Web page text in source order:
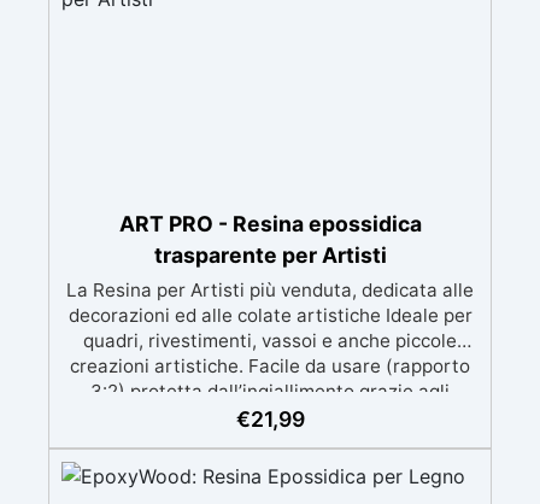
ART PRO - Resina epossidica
trasparente per Artisti
La Resina per Artisti più venduta, dedicata alle
decorazioni ed alle colate artistiche Ideale per
quadri, rivestimenti, vassoi e anche piccole
creazioni artistiche. Facile da usare (rapporto
3:2) protetta dall’ingiallimento grazie agli
speciali filtri UV Formula densa : non cola via,
in 12-24h garantendo una superficie lucida e
brillante
€21,99